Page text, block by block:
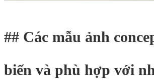
## Các mẫu ảnh
biến và phù hợp với